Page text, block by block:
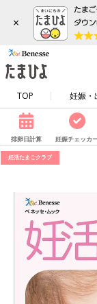
×
TOP 妊娠・
排卵日計算 妊娠チェッカ
妊活たまごクラブ